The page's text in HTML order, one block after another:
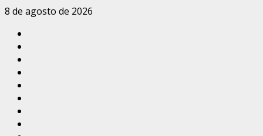
Saltar
contenido
8 de agosto de 2026